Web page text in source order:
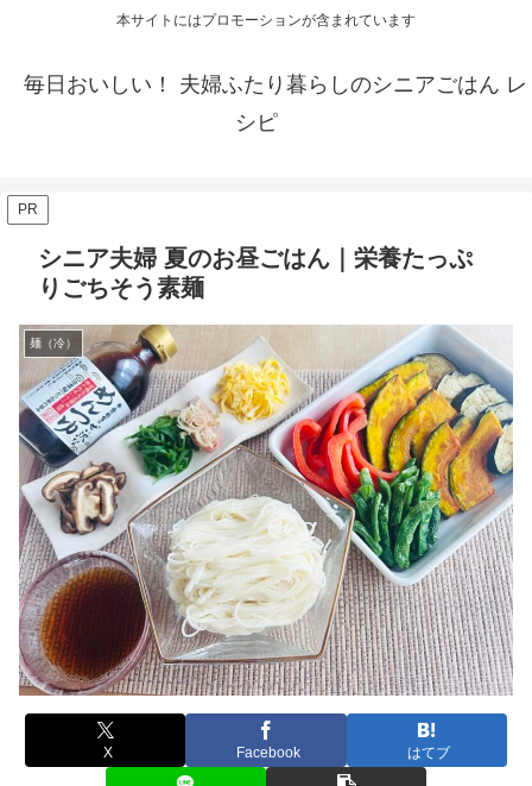
本サイトにはプロモーションが含まれています
毎日おいしい！ 夫婦ふたり暮らしのシニアごはん レ
シピ
PR
シニア夫婦 夏のお昼ごはん｜栄養たっぷ
りごちそう素麺
麺（冷）
X Facebook はてブ